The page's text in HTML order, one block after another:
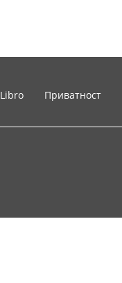
Libro Приватност